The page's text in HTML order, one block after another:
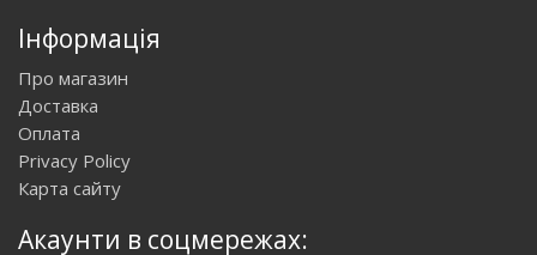
Інформація
Про магазин
Доставка
Оплата
Privacy Policy
Карта сайту
Акаунти в соцмережах: